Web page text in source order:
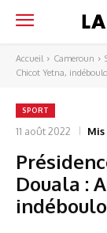
Accueil Cameroun
Chicot Yetna,
SPORT
11 août 2022
Douala :